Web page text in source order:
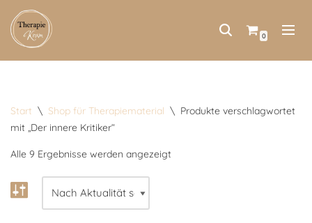
Zum
0
Start \ Shop für Therapiematerial \ Produkte verschlagwortet
mit „Der innere Kritiker“
Alle 9 Ergebnisse werden angezeigt